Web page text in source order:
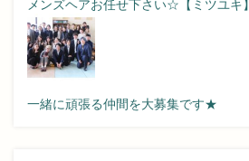
メンズヘアお任せ下さい☆【ミツユキ】
一緒に頑張る仲間を大募集です★